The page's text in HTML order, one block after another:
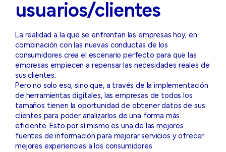
usuarios/clientes
La realidad a la que se enfrentan las empresas hoy, en
combinación con las nuevas conductas de los
consumidores crea el escenario perfecto para que las
empresas empiecen a repensar las necesidades reales de
sus clientes.
Pero no solo eso, sino que, a través de la implementación
de herramientas digitales, las empresas de todos los
tamaños tienen la oportunidad de obtener datos de sus
clientes para poder analizarlos de una forma más
eficiente. Esto por sí mismo es una de las mejores
fuentes de información para mejorar servicios y ofrecer
mejores experiencias a los consumidores.